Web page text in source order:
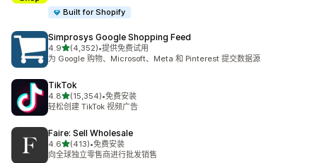
Built for Shopify
Simprosys Google Shopping Feed
4.9星（满分 5 星）
(4,352)
总共 4352 条评论
•提供免费试用
为 Google 购物、Microsoft、Meta 和 Pinterest 提交数据源
TikTok
4.8星（满分 5 星）
(15,354)
总共 15354 条评论
•免费安装
轻松创建 TikTok 视频广告
Faire: Sell Wholesale
4.6星（满分 5 星）
(413)
总共 413 条评论
•免费安装
向全球独立零售商进行批发销售